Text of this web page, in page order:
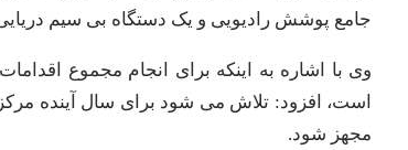
جامع پوشش رادیویی و یک دستگاه بی سیم
است، افزود: تلاش می شود برای سال آینده مرکز
مجهز شود.